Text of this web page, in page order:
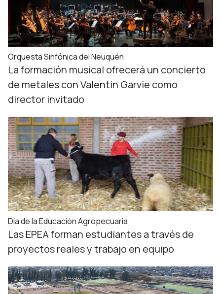
Orquesta Sinfónica del Neuquén
La formación musical ofrecerá un concierto
de metales con Valentín Garvie como
director invitado
Día de la Educación Agropecuaria
Las EPEA forman estudiantes a través de
proyectos reales y trabajo en equipo